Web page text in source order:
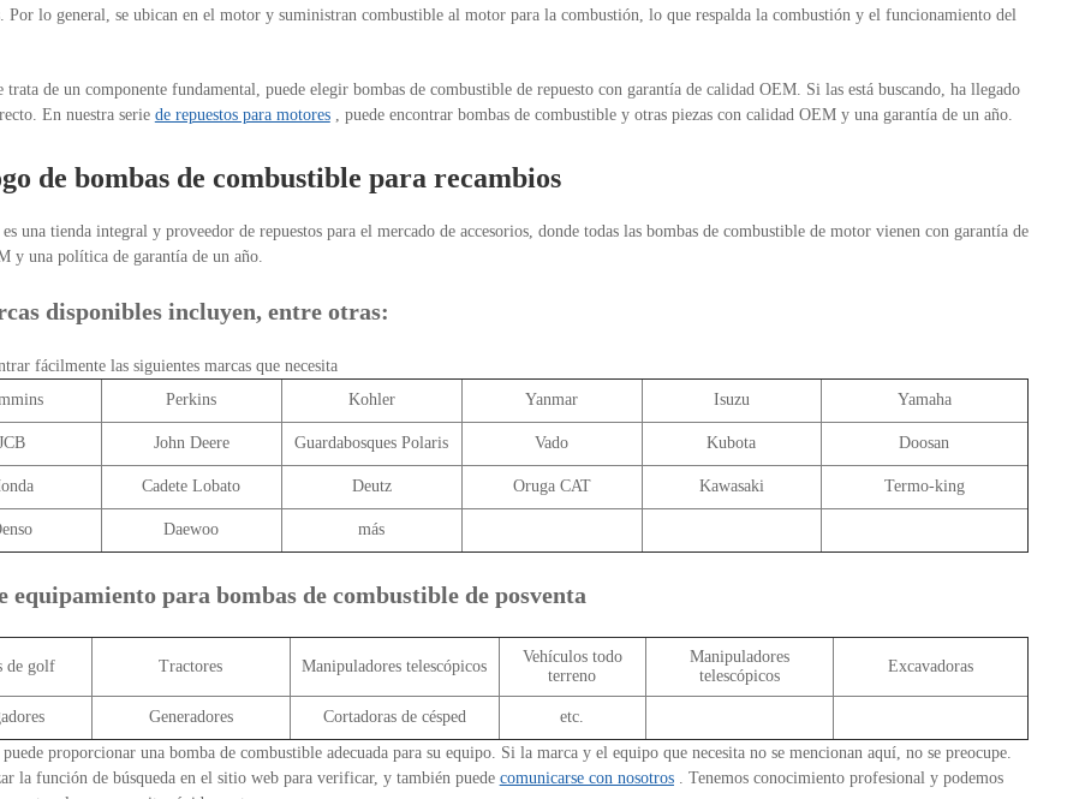
Por lo general, se ubican en el motor y suministran combustible al motor para la combustión, lo que respalda la combustión y el funcionamiento del
trata de un componente fundamental, puede elegir bombas de combustible de repuesto con garantía de calidad OEM. Si las está buscando, ha llegado
En nuestra serie de repuestos para motores, puede encontrar bombas de combustible y otras piezas con calidad OEM y una garantía de un año.
de bombas de combustible para recambios
una tienda integral y proveedor de repuestos para el mercado de accesorios, donde todas las bombas de combustible de motor vienen con garantía de
y una política de garantía de un año.
disponibles incluyen, entre otras:
fácilmente las siguientes marcas que necesita
Perkins Kohler Yanmar Isuzu Yamaha
John Deere Guardabosques Polaris Vado Kubota Doosan
Cadete Lobato Deutz Oruga CAT Kawasaki Termo-king
Daewoo más
equipamiento para bombas de combustible de posventa
de golf Tractores Manipuladores telescópicos
Vehículos todo
terreno
Manipuladores
telescópicos
Excavadoras
Generadores Cortadoras de césped
etc.
proporcionar una bomba de combustible adecuada para su equipo. Si la marca y el equipo que necesita no se mencionan aquí, no se preocupe.
la función de búsqueda en el sitio web para verificar, y también puede comunicarse con nosotros. Tenemos conocimiento profesional y podemos